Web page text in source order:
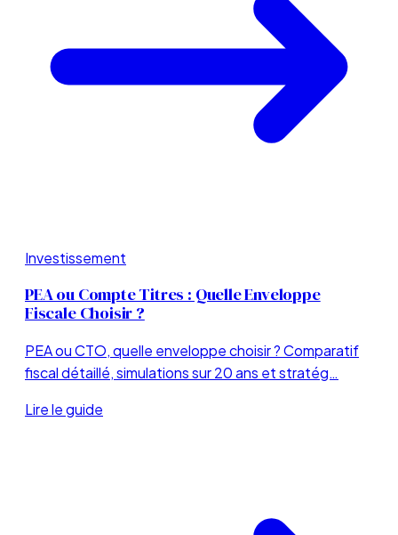
Investissement
PEA ou Compte Titres : Quelle Enveloppe
Fiscale Choisir ?
PEA ou CTO, quelle enveloppe choisir ? Comparatif
fiscal détaillé, simulations sur 20 ans et stratég…
Lire le guide